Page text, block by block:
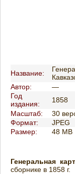
Название:
Автор:
—
Год
издания:
1858
Масштаб:
30
Формат:
JPEG
Размер:
48 MB
Генеральная
сборнике в 1858 г.